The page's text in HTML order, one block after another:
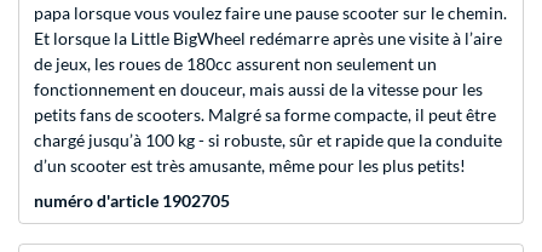
papa lorsque vous voulez faire une pause scooter sur le chemin.
Et lorsque la Little BigWheel redémarre après une visite à l’aire
de jeux, les roues de 180cc assurent non seulement un
fonctionnement en douceur, mais aussi de la vitesse pour les
petits fans de scooters. Malgré sa forme compacte, il peut être
chargé jusqu’à 100 kg - si robuste, sûr et rapide que la conduite
d’un scooter est très amusante, même pour les plus petits!
numéro d'article 1902705